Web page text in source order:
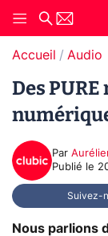
Accueil Audio
Des
Par
Publié le
Suivez-
Nous parlions